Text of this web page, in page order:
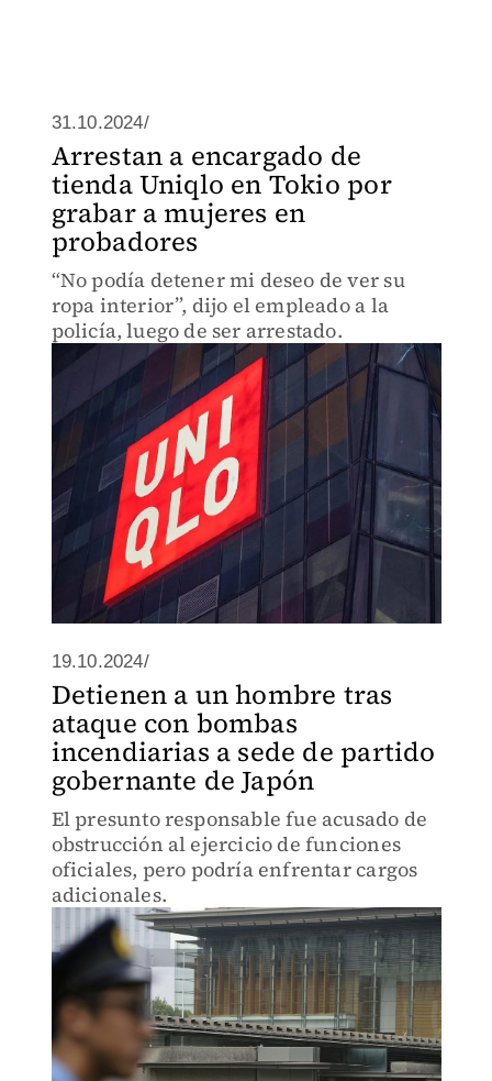
31.10.2024/
Arrestan a encargado de
tienda Uniqlo en Tokio por
grabar a mujeres en
probadores
“No podía detener mi deseo de ver su
ropa interior”, dijo el empleado a la
policía, luego de ser arrestado.
19.10.2024/
Detienen a un hombre tras
ataque con bombas
incendiarias a sede de partido
gobernante de Japón
El presunto responsable fue acusado de
obstrucción al ejercicio de funciones
oficiales, pero podría enfrentar cargos
adicionales.